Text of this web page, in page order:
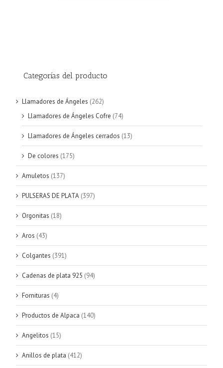
Categorías del producto
Llamadores de Ángeles (262)
Llamadores de Ángeles Cofre (74)
Llamadores de Ángeles cerrados (13)
De colores (175)
Amuletos (137)
PULSERAS DE PLATA (397)
Orgonitas (18)
Aros (43)
Colgantes (391)
Cadenas de plata 925 (94)
Fornituras (4)
Productos de Alpaca (140)
Angelitos (15)
Anillos de plata (412)